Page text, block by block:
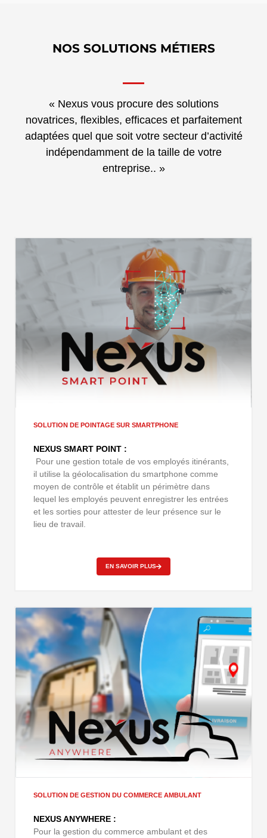
NOS SOLUTIONS MÉTIERS
« Nexus vous procure des solutions
novatrices, flexibles, efficaces et parfaitement
adaptées quel que soit votre secteur d’activité
indépendamment de la taille de votre
entreprise.. »
SOLUTION DE POINTAGE SUR SMARTPHONE
NEXUS SMART POINT :
Pour une gestion totale de vos employés itinérants,
il utilise la géolocalisation du smartphone comme
moyen de contrôle et établit un périmètre dans
lequel les employés peuvent enregistrer les entrées
et les sorties pour attester de leur présence sur le
lieu de travail.
EN SAVOIR PLUS
SOLUTION DE GESTION DU COMMERCE AMBULANT
NEXUS ANYWHERE :
Pour la gestion du commerce ambulant et des